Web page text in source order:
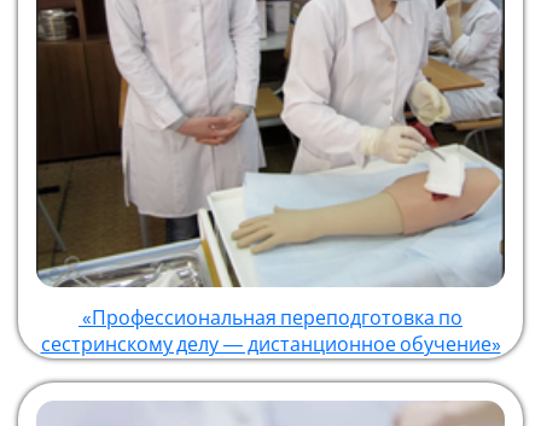
«Профессиональная переподготовка по
сестринскому делу — дистанционное обучение»